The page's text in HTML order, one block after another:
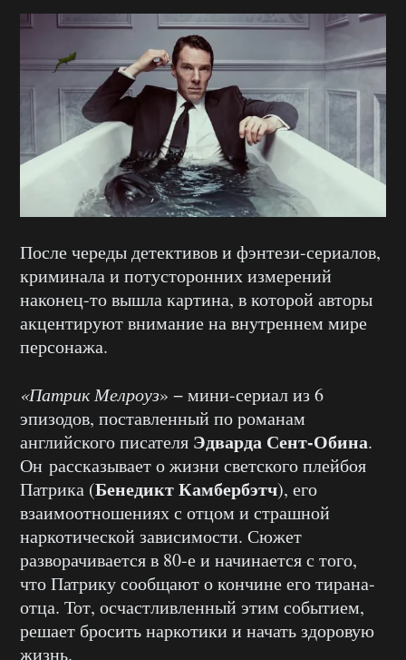
После череды детективов и фэнтези-сериалов,
криминала и потусторонних измерений
наконец-то вышла картина, в которой авторы
акцентируют внимание на внутреннем мире
персонажа.
«Патрик Мелроуз» − мини-сериал из 6
эпизодов, поставленный по романам
английского писателя Эдварда Сент-Обина.
Он рассказывает о жизни светского плейбоя
Патрика (Бенедикт Камбербэтч), его
взаимоотношениях с отцом и страшной
наркотической зависимости. Сюжет
разворачивается в 80-е и начинается с того,
что Патрику сообщают о кончине его тирана-
отца. Тот, осчастливленный этим событием,
решает бросить наркотики и начать здоровую
жизнь.